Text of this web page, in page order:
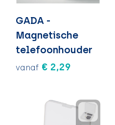
GADA -
Magnetische
telefoonhouder
vanaf € 2,29